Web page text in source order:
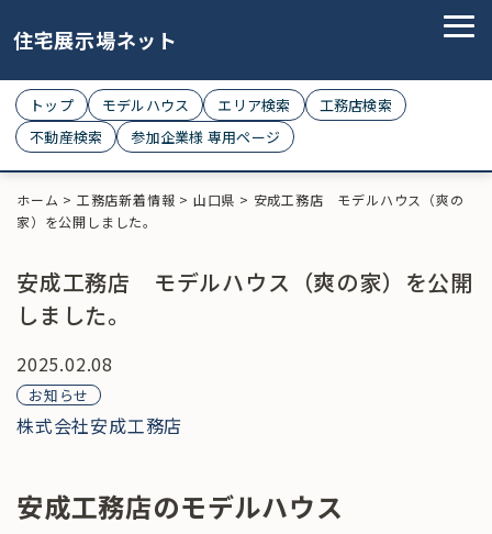
住宅展示場ネット
トップ モデルハウス エリア検索
工務店検索
不動産検索
参加企業様 専用ページ
ホーム > 工務店新着情報 > 山口県 > 安成工務店 モデルハウス（爽の
家）を公開しました。
安成工務店 モデルハウス（爽の家）を公開
しました。
2025.02.08
お知らせ
株式会社安成工務店
安成工務店のモデルハウス